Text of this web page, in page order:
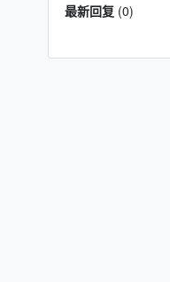
最新回复(0)